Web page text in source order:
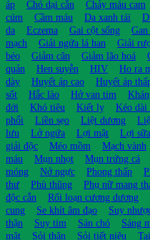
áp
Chó dại cắn Chảy máu cam
cúm
Cầm máu Da xanh tái
da
Eczema Gai cột sống
mạch
Giải ngứa lá han Giải
béo
Giảm cân Giảm lão hoá
quản
Hen suyễn HIV Ho ra
dày
Huyết áp cao Huyết áp
sốt
Hắc lào Hở van tim
đới
Khó tiêu Kiết lỵ Kéo
phổi
Liền sẹo Liệt dương
lưu
Lở ngứa Lợi mật Lợi sữa
giải độc
Méo mồm Mạch vành
máu
Mụn nhọt Mụn trứng cá
móng
Nở ngực Phong thấp
thư
Phù thũng Phụ nữ mang
độc cắn
Rối loạn cương dương
cung
Se khít âm đạo Suy
thận
Suy tim Sán chó Sáng
mật
Sỏi thận Sỏi tiết niệu